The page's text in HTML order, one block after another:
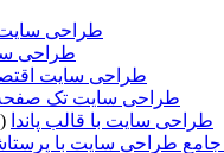
طراحی
طراحی
طراحی سایت
طراحی سایت تک
طراحی سایت با قالب پاندا